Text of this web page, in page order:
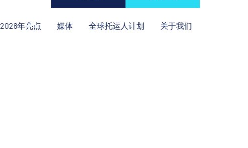
2026年亮点 媒体 全球托运人计划 关于我们